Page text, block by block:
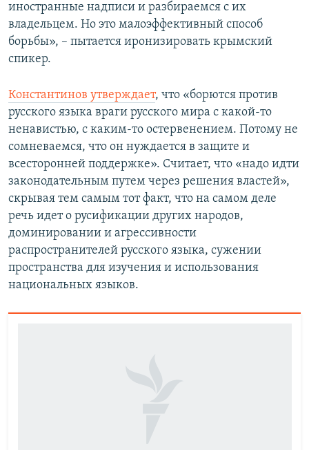
иностранные надписи и разбираемся с их
владельцем. Но это малоэффективный способ
борьбы», – пытается иронизировать крымский
спикер.
Константинов утверждает, что «борются против
русского языка враги русского мира с какой-то
ненавистью, с каким-то остервенением. Потому не
сомневаемся, что он нуждается в защите и
всесторонней поддержке». Считает, что «надо идти
законодательным путем через решения властей»,
скрывая тем самым тот факт, что на самом деле
речь идет о русификации других народов,
доминировании и агрессивности
распространителей русского языка, сужении
пространства для изучения и использования
национальных языков.